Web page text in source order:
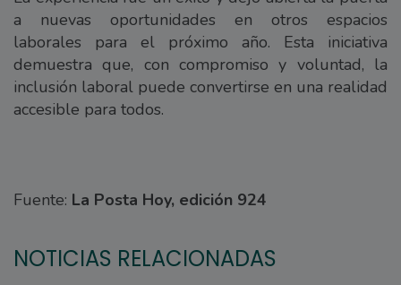
a nuevas oportunidades en otros espacios
laborales para el próximo año. Esta iniciativa
demuestra que, con compromiso y voluntad, la
inclusión laboral puede convertirse en una realidad
accesible para todos.
Fuente: La Posta Hoy, edición 924
NOTICIAS RELACIONADAS